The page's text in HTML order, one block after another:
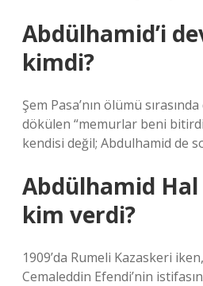
Abdülhamid’i
kimdi?
Şem Pasa’nın ölümü
dökülen “memurlar beni
kendisi değil; Abdulhamid de
Abdülhamid Hal
kim verdi?
1909’da Rumeli Kazaskeri
Cemaleddin Efendi’nin